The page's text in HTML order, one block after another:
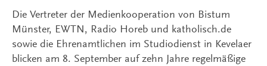
Die Vertreter der Medienkooperation von Bistum
Münster, EWTN, Radio Horeb und katholisch.de
sowie die Ehrenamtlichen im Studiodienst in Kevelaer
blicken am 8. September auf zehn Jahre regelmäßige